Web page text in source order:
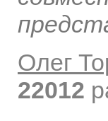
Олег
22012